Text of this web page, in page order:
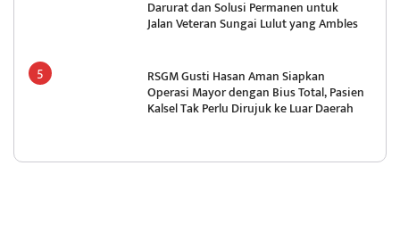
Darurat dan Solusi Permanen untuk
Jalan Veteran Sungai Lulut yang Ambles
RSGM Gusti Hasan Aman Siapkan
Operasi Mayor dengan Bius Total, Pasien
Kalsel Tak Perlu Dirujuk ke Luar Daerah